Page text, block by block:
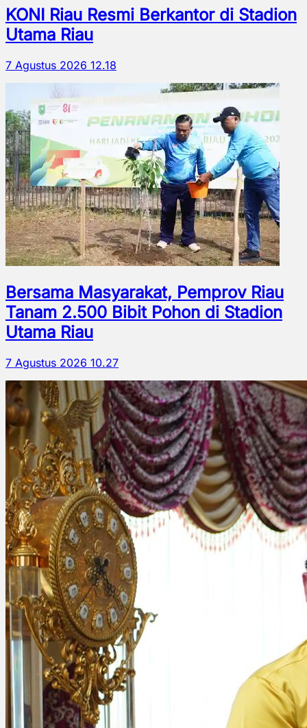
KONI Riau Resmi Berkantor di Stadion
Utama Riau
7 Agustus 2026 12.18
Bersama Masyarakat, Pemprov Riau
Tanam 2.500 Bibit Pohon di Stadion
Utama Riau
7 Agustus 2026 10.27